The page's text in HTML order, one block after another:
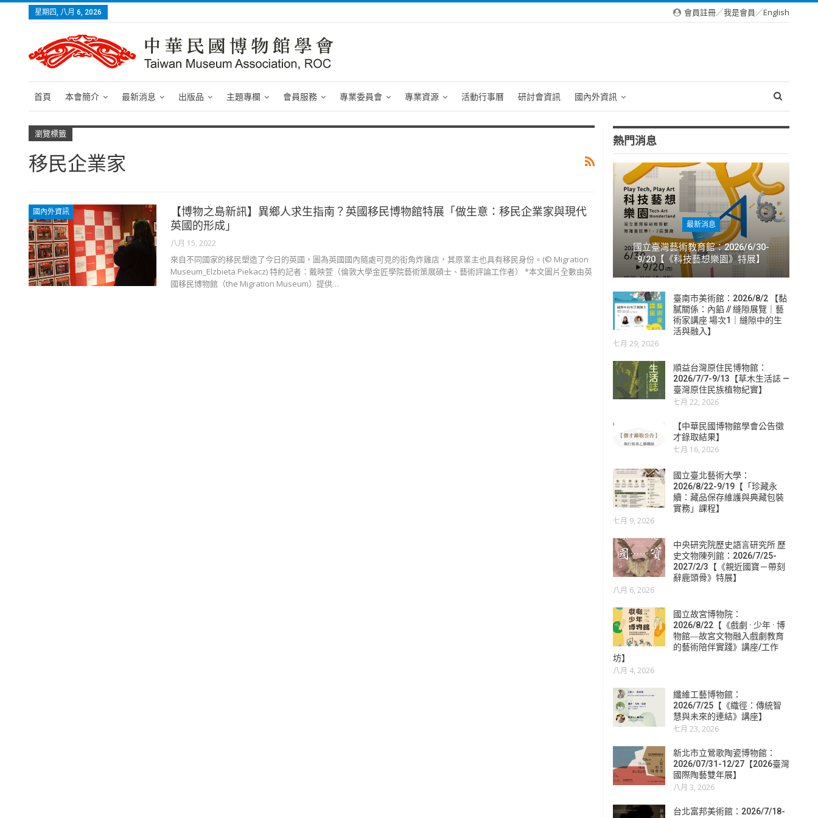
星期四, 八月 6, 2026 會員註冊／我是會員／English
首頁 本會簡介 最新消息 出版品 主題專欄 會員服務 專業委員會 專業資源 活動行事曆 研討會資訊 國內外資訊
瀏覽標籤
移民企業家
國內外資訊
【博物之島新訊】異鄉人求生指南？英國移民博物館特展「做生意：移民企業家與現代
英國的形成」
八月 15, 2022
來自不同國家的移民塑造了今日的英國，圖為英國國內隨處可見的街角炸雞店，其原業主也具有移民身份。(© Migration
Museum_Elzbieta Piekacz) 特約記者：戴映萱（倫敦大學金匠學院藝術策展碩士、藝術評論工作者） *本文圖片全數由英
國移民博物館（the Migration Museum）提供…
熱門消息
最新消息
國立臺灣藝術教育館：2026/6/30-
9/20【《科技藝想樂園》特展】
臺南市美術館：2026/8/2 【黏
膩關係：內餡 // 縫隙展覽｜藝
術家講座 場次1｜縫隙中的生
活與融入】
七月 29, 2026
順益台灣原住民博物館：
2026/7/7-9/13【草木生活誌 —
臺灣原住民族植物紀實】
七月 22, 2026
【中華民國博物館學會公告徵
才錄取結果】
七月 16, 2026
國立臺北藝術大學：
2026/8/22-9/19【「珍藏永
續：藏品保存維護與典藏包裝
實務」課程】
七月 9, 2026
中央研究院歷史語言研究所 歷
史文物陳列館：2026/7/25-
2027/2/3【《親近國寶－帶刻
辭鹿頭骨》特展】
八月 6, 2026
國立故宮博物院：
2026/8/22【《戲劇 · 少年 · 博
物館―故宮文物融入戲劇教育
的藝術陪伴實踐》講座/工作
坊】
八月 4, 2026
纖維工藝博物館：
2026/7/25【《織徑：傳統智
慧與未來的連結》講座】
七月 23, 2026
新北市立鶯歌陶瓷博物館：
2026/07/31-12/27【2026臺灣
國際陶藝雙年展】
八月 3, 2026
台北富邦美術館：2026/7/18-